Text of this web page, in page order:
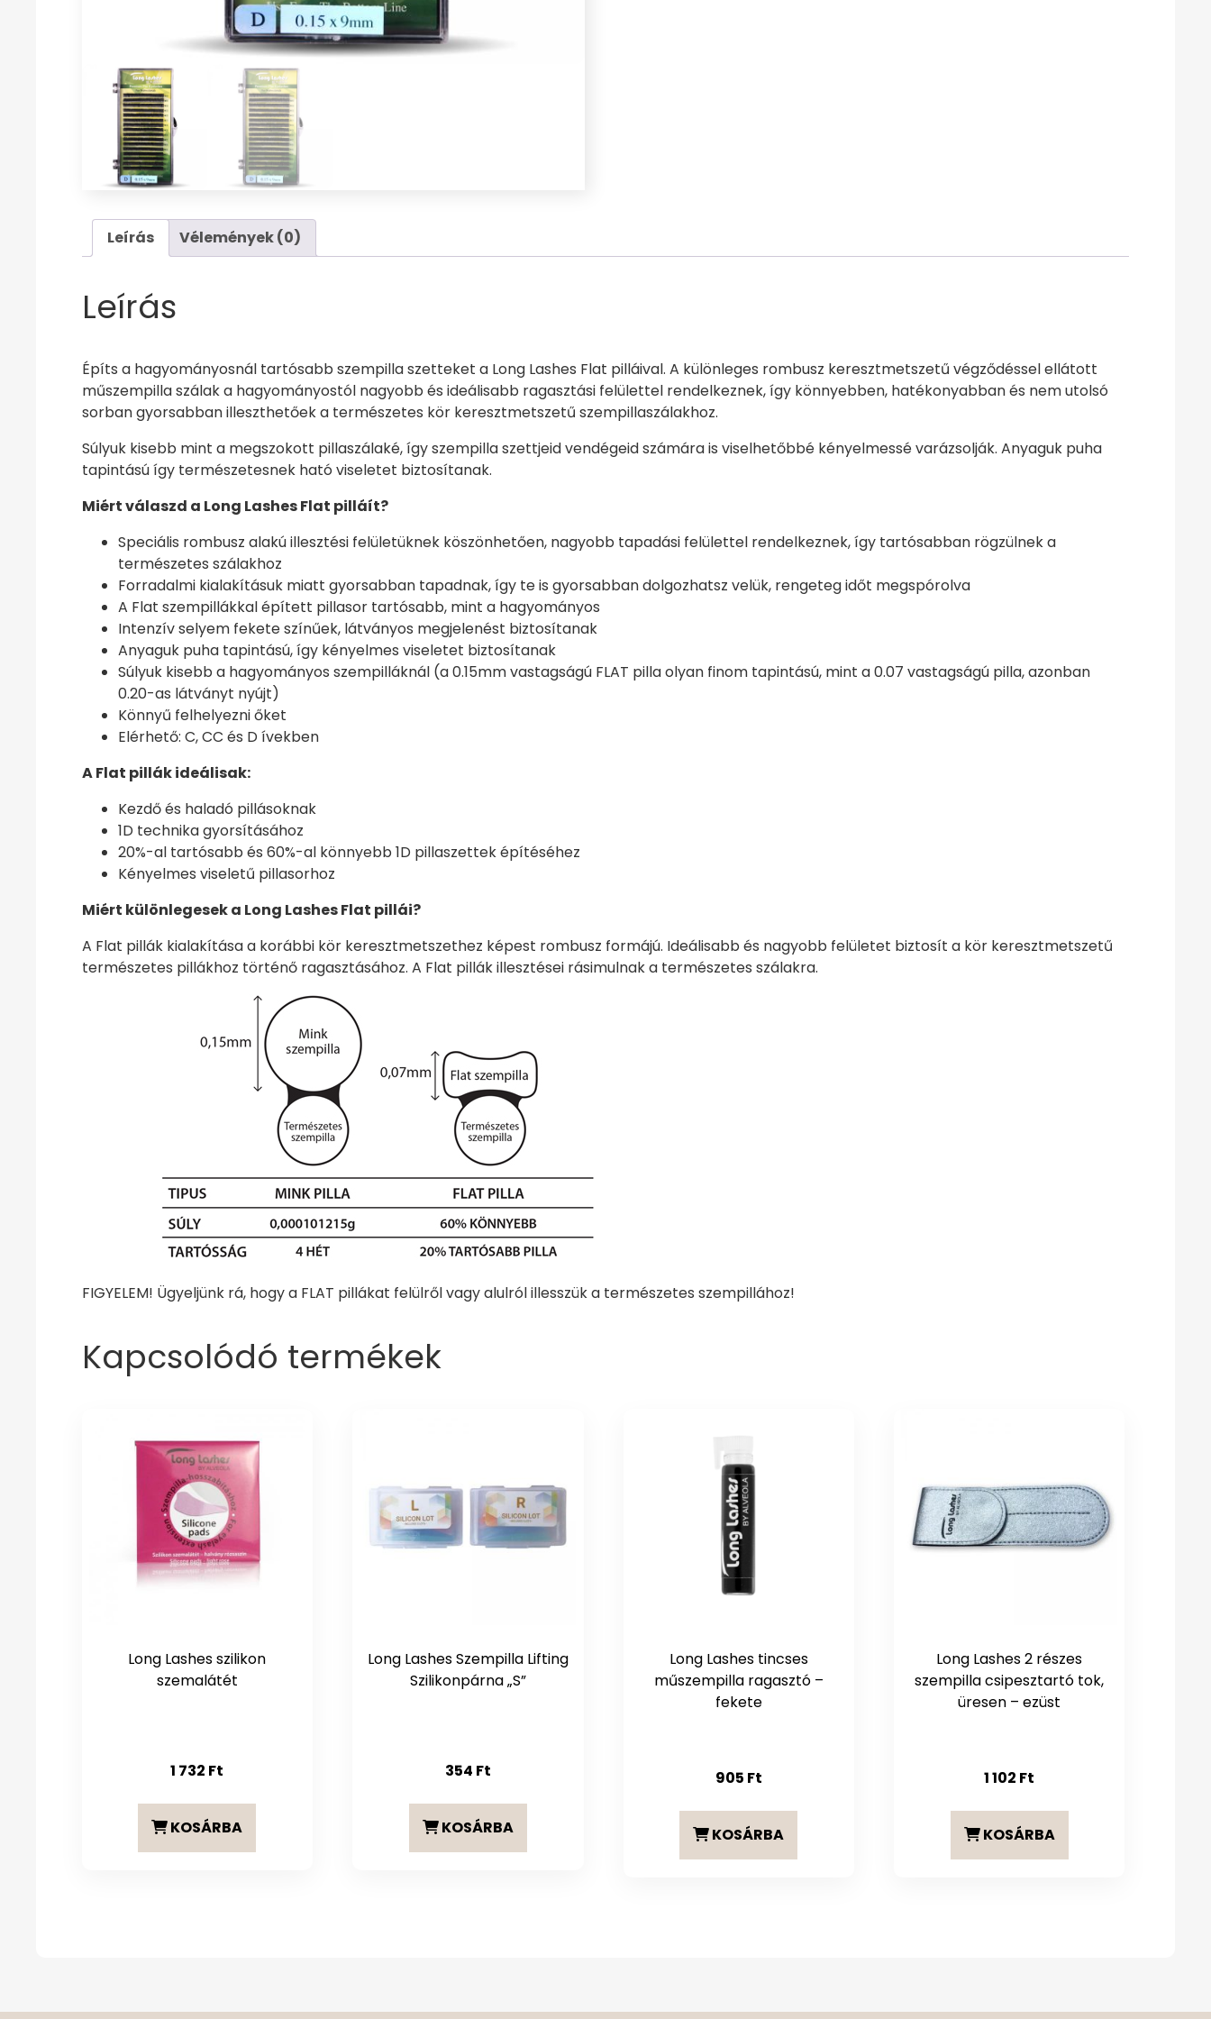
Leírás Vélemények (0)
Leírás
Építs a hagyományosnál tartósabb szempilla szetteket a Long Lashes Flat pilláival. A különleges rombusz keresztmetszetű végződéssel ellátott
műszempilla szálak a hagyományostól nagyobb és ideálisabb ragasztási felülettel rendelkeznek, így könnyebben, hatékonyabban és nem utolsó
sorban gyorsabban illeszthetőek a természetes kör keresztmetszetű szempillaszálakhoz.
Súlyuk kisebb mint a megszokott pillaszálaké, így szempilla szettjeid vendégeid számára is viselhetőbbé kényelmessé varázsolják. Anyaguk puha
tapintású így természetesnek ható viseletet biztosítanak.
Miért válaszd a Long Lashes Flat pilláít?
Speciális rombusz alakú illesztési felületüknek köszönhetően, nagyobb tapadási felülettel rendelkeznek, így tartósabban rögzülnek a
természetes szálakhoz
Forradalmi kialakításuk miatt gyorsabban tapadnak, így te is gyorsabban dolgozhatsz velük, rengeteg időt megspórolva
A Flat szempillákkal épített pillasor tartósabb, mint a hagyományos
Intenzív selyem fekete színűek, látványos megjelenést biztosítanak
Anyaguk puha tapintású, így kényelmes viseletet biztosítanak
Súlyuk kisebb a hagyományos szempilláknál (a 0.15mm vastagságú FLAT pilla olyan finom tapintású, mint a 0.07 vastagságú pilla, azonban
0.20-as látványt nyújt)
Könnyű felhelyezni őket
Elérhető: C, CC és D ívekben
A Flat pillák ideálisak:
Kezdő és haladó pillásoknak
1D technika gyorsításához
20%-al tartósabb és 60%-al könnyebb 1D pillaszettek építéséhez
Kényelmes viseletű pillasorhoz
Miért különlegesek a Long Lashes Flat pillái?
A Flat pillák kialakítása a korábbi kör keresztmetszethez képest rombusz formájú. Ideálisabb és nagyobb felületet biztosít a kör keresztmetszetű
természetes pillákhoz történő ragasztásához. A Flat pillák illesztései rásimulnak a természetes szálakra.
FIGYELEM! Ügyeljünk rá, hogy a FLAT pillákat felülről vagy alulról illesszük a természetes szempillához!
Kapcsolódó termékek
Long Lashes szilikon
szemalátét
1 732 Ft
KOSÁRBA
Long Lashes Szempilla Lifting
Szilikonpárna „S”
354 Ft
KOSÁRBA
Long Lashes tincses
műszempilla ragasztó –
fekete
905 Ft
KOSÁRBA
Long Lashes 2 részes
szempilla csipesztartó tok,
üresen – ezüst
1 102 Ft
KOSÁRBA